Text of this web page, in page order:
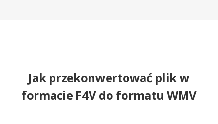
Jak przekonwertować plik w
formacie F4V do formatu WMV